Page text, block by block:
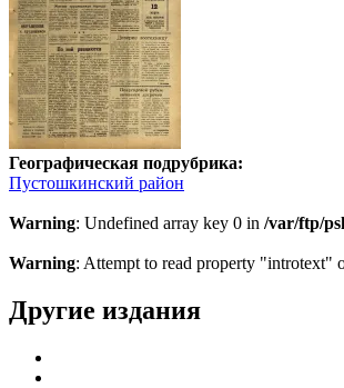
Географическая подрубрика:
Пустошкинский район
Warning: Undefined array key 0 in /var/ftp/
Warning: Attempt to read property "introtext"
Другие издания